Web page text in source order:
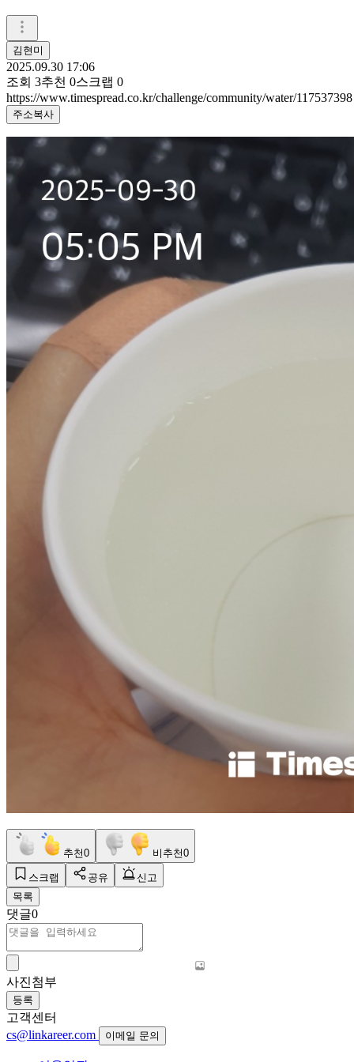
김현미
2025.09.30 17:06
조회 3추천 0스크랩 0
https://www.timespread.co.kr/challenge/community/water/117537398
주소복사
추천0 비추천0
스크랩 공유
신고
목록
댓글0
사진첨부
등록
고객센터
cs@linkareer.com
이메일 문의